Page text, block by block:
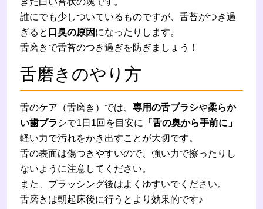
誰にでも少しついているものですが、舌苔がつき過
ぎると 口臭の原因 になったりします。
舌磨きで舌苔のつき過ぎを防ぎましょう！
舌磨きのやり方
舌のケア（舌磨き）では、 専用の舌ブラシや柔らか
い歯ブラ シで1日1回を目安に
「舌の奥から手前に」
軽い力で汚れをかき出すことが大切です。
舌の表面は傷つきやすいので、強い力で擦ったりし
ないように注意してください。
また、ブラッシング後はよくゆすいでください。
舌磨きは朝起床後に行うとより効果的です♪